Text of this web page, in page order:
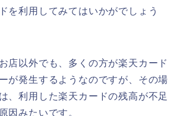
を利用してみてはいかがでしょう
店以外でも、多くの方が楽天カード
が発生するようなのですが、その場
、利用した楽天カードの残高が不足
因みたいです。